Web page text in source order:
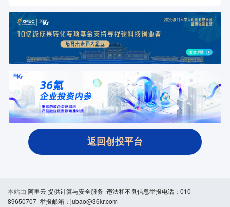
返回创投平台
本站由 阿里云 提供计算与安全服务 违法和不良信息举报电话：010-
89650707 举报邮箱：jubao@36kr.com